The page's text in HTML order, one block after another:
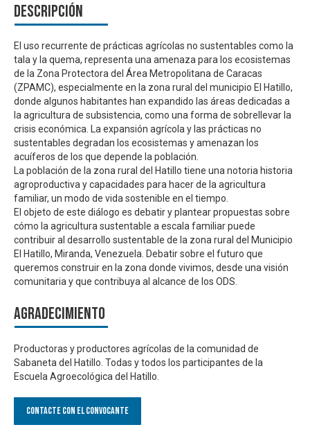
Descripción
El uso recurrente de prácticas agrícolas no sustentables como la
tala y la quema, representa una amenaza para los ecosistemas
de la Zona Protectora del Área Metropolitana de Caracas
(ZPAMC), especialmente en la zona rural del municipio El Hatillo,
donde algunos habitantes han expandido las áreas dedicadas a
la agricultura de subsistencia, como una forma de sobrellevar la
crisis económica. La expansión agrícola y las prácticas no
sustentables degradan los ecosistemas y amenazan los
acuíferos de los que depende la población.
La población de la zona rural del Hatillo tiene una notoria historia
agroproductiva y capacidades para hacer de la agricultura
familiar, un modo de vida sostenible en el tiempo.
El objeto de este diálogo es debatir y plantear propuestas sobre
cómo la agricultura sustentable a escala familiar puede
contribuir al desarrollo sustentable de la zona rural del Municipio
El Hatillo, Miranda, Venezuela. Debatir sobre el futuro que
queremos construir en la zona donde vivimos, desde una visión
comunitaria y que contribuya al alcance de los ODS.
Agradecimiento
Productoras y productores agrícolas de la comunidad de
Sabaneta del Hatillo. Todas y todos los participantes de la
Escuela Agroecológica del Hatillo.
Contacte con el convocante